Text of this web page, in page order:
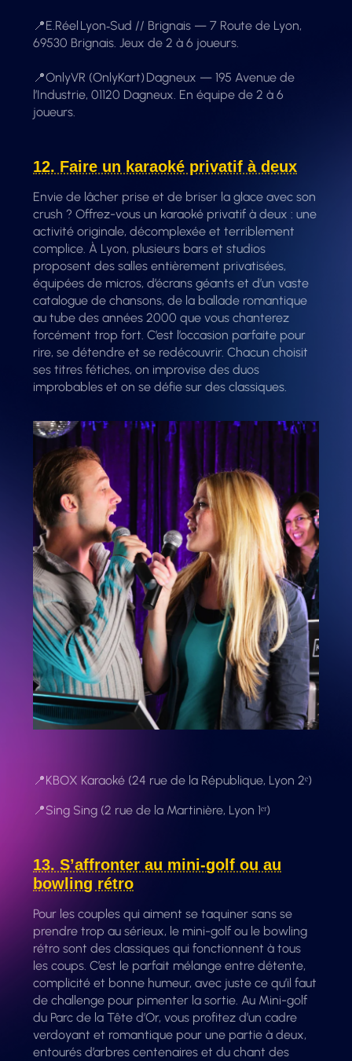
📍E.Réel Lyon‑Sud // Brignais — 7 Route de Lyon,
69530 Brignais. Jeux de 2 à 6 joueurs.
📍OnlyVR (OnlyKart) Dagneux — 195 Avenue de
l’Industrie, 01120 Dagneux. En équipe de 2 à 6
joueurs.
12. Faire un karaoké privatif à deux
Envie de lâcher prise et de briser la glace avec son
crush ? Offrez-vous un karaoké privatif à deux : une
activité originale, décomplexée et terriblement
complice. À Lyon, plusieurs bars et studios
proposent des salles entièrement privatisées,
équipées de micros, d’écrans géants et d’un vaste
catalogue de chansons, de la ballade romantique
au tube des années 2000 que vous chanterez
forcément trop fort. C’est l’occasion parfaite pour
rire, se détendre et se redécouvrir. Chacun choisit
ses titres fétiches, on improvise des duos
improbables et on se défie sur des classiques.
📍KBOX Karaoké (24 rue de la République, Lyon 2ᵉ)
📍Sing Sing (2 rue de la Martinière, Lyon 1ᵉʳ)
13. S’affronter au mini-golf ou au
bowling rétro
Pour les couples qui aiment se taquiner sans se
prendre trop au sérieux, le mini-golf ou le bowling
rétro sont des classiques qui fonctionnent à tous
les coups. C’est le parfait mélange entre détente,
complicité et bonne humeur, avec juste ce qu’il faut
de challenge pour pimenter la sortie. Au Mini-golf
du Parc de la Tête d’Or, vous profitez d’un cadre
verdoyant et romantique pour une partie à deux,
entourés d’arbres centenaires et du chant des